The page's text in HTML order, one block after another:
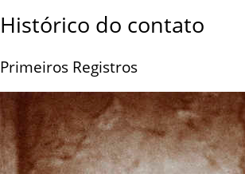
Histórico do contato
Primeiros Registros